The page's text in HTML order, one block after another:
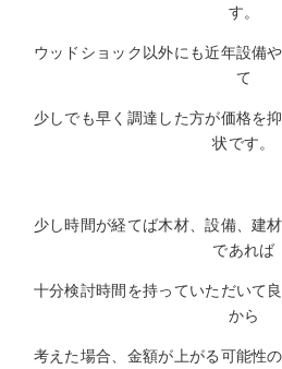
す。
ウッドショック以外にも近年設備
て
少しでも早く調達した方が価格を
状です。
少し時間が経てば木材、設備、建
であれば
十分検討時間を持っていただいて
から
考えた場合、金額が上がる可能性